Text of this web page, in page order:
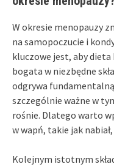
W okresie menopauzy
na samopoczucie i
kluczowe jest, aby dieta
bogata w niezbędne
odgrywa
szczególnie ważne w
rośnie. Dlatego warto
w wapń, takie jak
Kolejnym istotnym